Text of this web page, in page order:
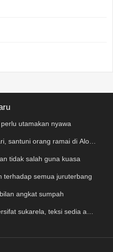
utamakan nyawa
santuni orang ramai di Alor
tidak salah guna kuasa
terhadap semua juruterbang
angkat sumpah
sukarela, teksi sedia ada